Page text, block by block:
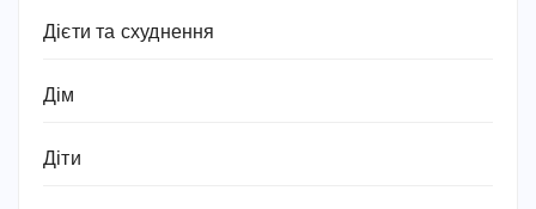
Дієти та схуднення
Дім
Діти